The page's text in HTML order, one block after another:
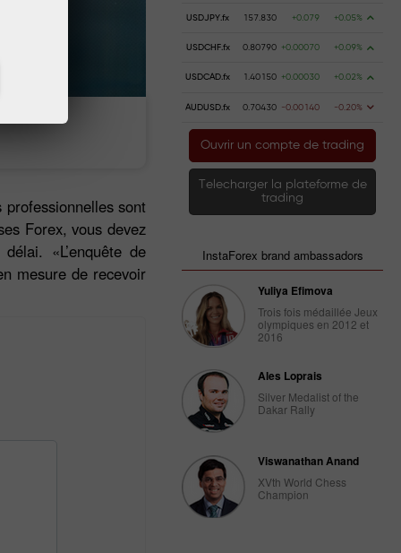
Money withdrawal
sont
Forex, vous devez
«L’enquête de
mesure de recevoir
USDJPY.fx 157.830 +0.079 +0.05%
USDCHF.fx 0.80790 +0.00070 +0.09%
USDCAD.fx 1.40150 +0.00030 +0.02%
AUDUSD.fx 0.70430 -0.00140 -0.20%
Ouvrir un compte de trading
Telecharger la plateforme de
trading
InstaForex brand ambassadors
Yuliya Efimova
Trois fois médaillée Jeux
olympiques en 2012 et
2016
Ales Loprais
Silver Medalist of the
Dakar Rally
Viswanathan Anand
XVth World Chess
Champion